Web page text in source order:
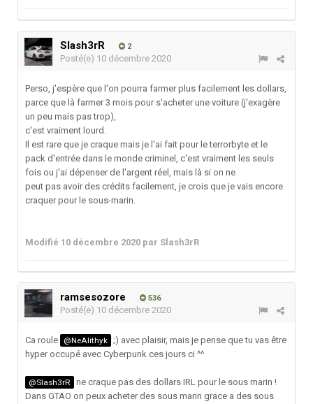
Slash3rR 2
Posté(e) 10 décembre 2020
Perso, j'espère que l'on pourra farmer plus facilement les dollars,
parce que là farmer 3 mois pour s'acheter une voiture (j'exagère
un peu mais pas trop),
c'est vraiment lourd.
Il est rare que je craque mais je l'ai fait pour le terrorbyte et le
pack d'entrée dans le monde criminel, c'est vraiment les seuls
fois ou j'ai dépenser de l'argent réel, mais là si on ne
peut pas avoir des crédits facilement, je crois que je vais encore
craquer pour le sous-marin.
Modifié 10 décembre 2020 par Slash3rR
ramsesozore 536
Posté(e) 10 décembre 2020
Ca roule @NeAlithyk ;) avec plaisir, mais je pense que tu vas être
hyper occupé avec Cyberpunk ces jours ci ^^
@Slash3rR
ne craque pas des dollars IRL pour le sous marin !
Dans GTAO on peux acheter des sous marin grace a des sous